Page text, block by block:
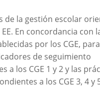
de la gestión escolar
En concordancia con
por los CGE,
de seguimiento
a los CGE 1 y 2 y las
a los CGE 3, 4 y